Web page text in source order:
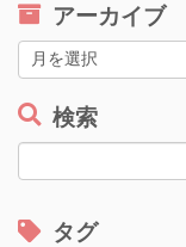
リ
ー
アーカイブ
ー
カ
検索
索:
タグ